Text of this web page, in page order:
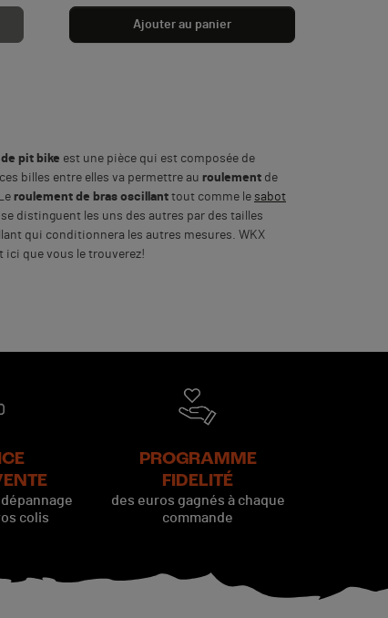
Ajouter au panier
pit bike est une pièce qui est composée de
billes entre elles va permettre au roulement de
roulement de bras oscillant tout comme le sabot
se distinguent les uns des autres par des tailles
qui conditionnera les autres mesures. WKX
ici que vous le trouverez!
colis
PROGRAMME
FIDELITÉ
des euros gagnés à chaque
commande